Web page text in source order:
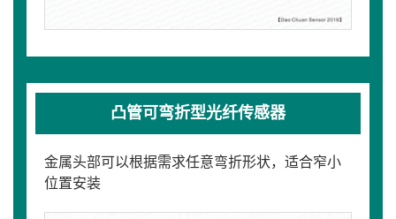
凸管可弯折型光纤传感器
金属头部可以根据需求任意弯折形状，适合窄小
位置安装